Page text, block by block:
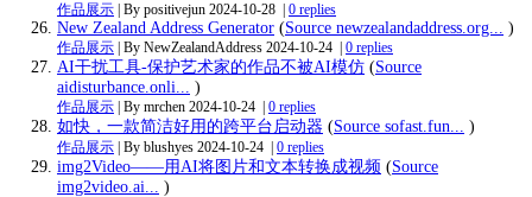
作品展示 | By positivejun 2024-10-28 0 replies
New Zealand Address Generator (Source newzealandaddress.org... )
作品展示 | By NewZealandAddress 2024-10-24 0 replies
AI干扰工具-保护艺术家的作品不被AI模仿 (Source
aidisturbance.onli...
)
作品展示 | By mrchen 2024-10-24 0 replies
如快，一款简洁好用的跨平台启动器 (Source sofast.fun... )
作品展示 | By blushyes 2024-10-24 0 replies
img2Video——用AI将图片和文本转换成视频 (Source
img2video.ai...
)